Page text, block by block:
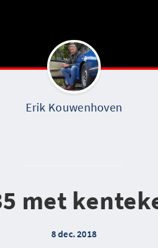
Erik Kouwenhoven
met
8 dec. 2018